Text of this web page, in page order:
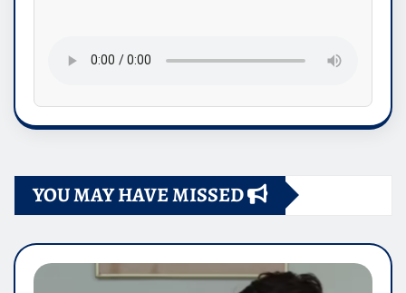
YOU MAY HAVE MISSED